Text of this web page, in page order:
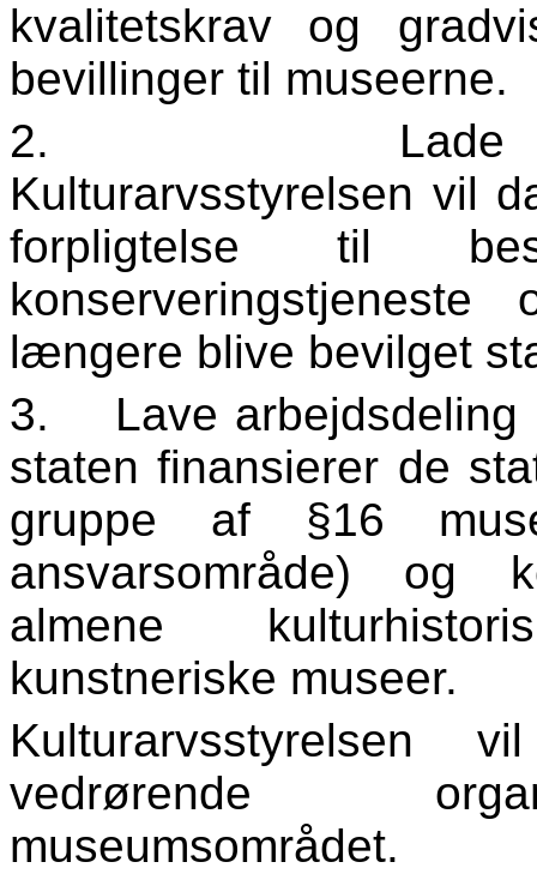
kvalitetskrav og
bevillinger til museerne.
2.
Kulturarvsstyrelsen vil
forpligtelse til
længere blive bevilget
3.
Lave
staten finansierer de
gruppe af §16
ansvarsområde) og
almene
kunstneriske museer.
Kulturarvsstyrelsen
vedrørende
museumsområdet.